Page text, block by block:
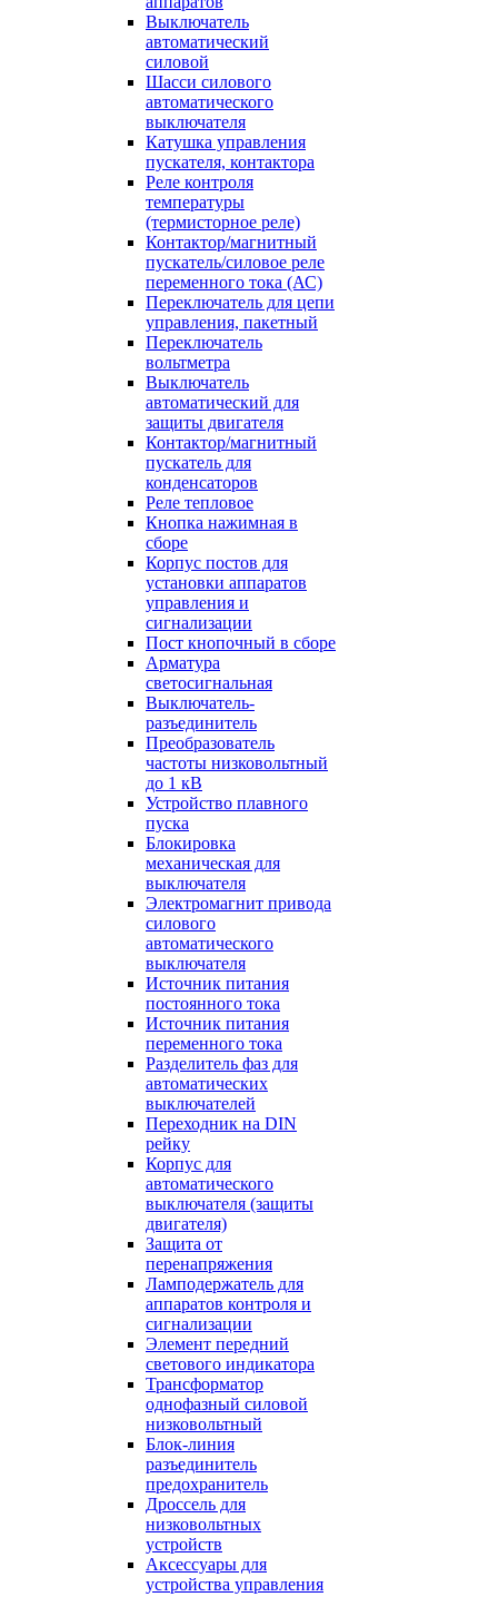
Выключатель
автоматический
силовой
Шасси силового
автоматического
выключателя
Катушка управления
пускателя, контактора
Реле контроля
температуры
(термисторное реле)
Контактор/магнитный
пускатель/силовое реле
переменного тока (АС)
Переключатель для цепи
управления, пакетный
Переключатель
вольтметра
Выключатель
автоматический для
защиты двигателя
Контактор/магнитный
пускатель для
конденсаторов
Реле тепловое
Кнопка нажимная в
сборе
Корпус постов для
установки аппаратов
управления и
сигнализации
Пост кнопочный в сборе
Арматура
светосигнальная
Выключатель-
разъединитель
Преобразователь
частоты низковольтный
до 1 кВ
Устройство плавного
пуска
Блокировка
механическая для
выключателя
Электромагнит привода
силового
автоматического
выключателя
Источник питания
постоянного тока
Источник питания
переменного тока
Разделитель фаз для
автоматических
выключателей
Переходник на DIN
рейку
Корпус для
автоматического
выключателя (защиты
двигателя)
Защита от
перенапряжения
Ламподержатель для
аппаратов контроля и
сигнализации
Элемент передний
светового индикатора
Трансформатор
однофазный силовой
низковольтный
Блок-линия
разъединитель
предохранитель
Дроссель для
низковольтных
устройств
Аксессуары для
устройства управления